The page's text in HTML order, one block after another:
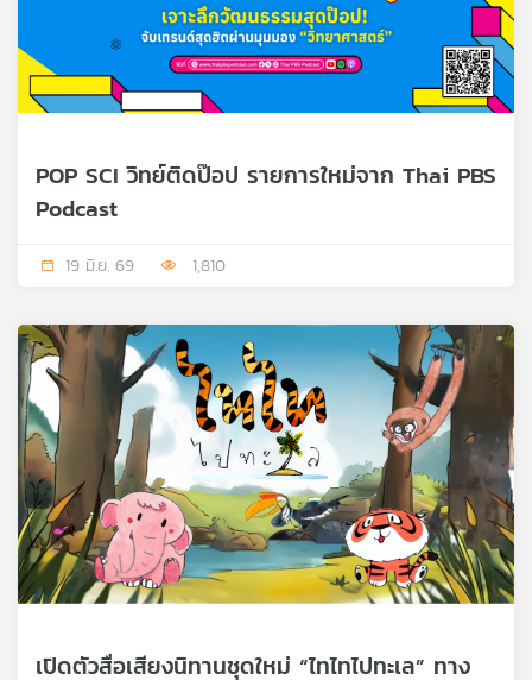
POP SCI วิทย์ติดป๊อป รายการใหม่จาก Thai PBS
Podcast
19 มิ.ย. 69 1,810
เปิดตัวสื่อเสียงนิทานชุดใหม่ “ไทไทไปทะเล” ทาง